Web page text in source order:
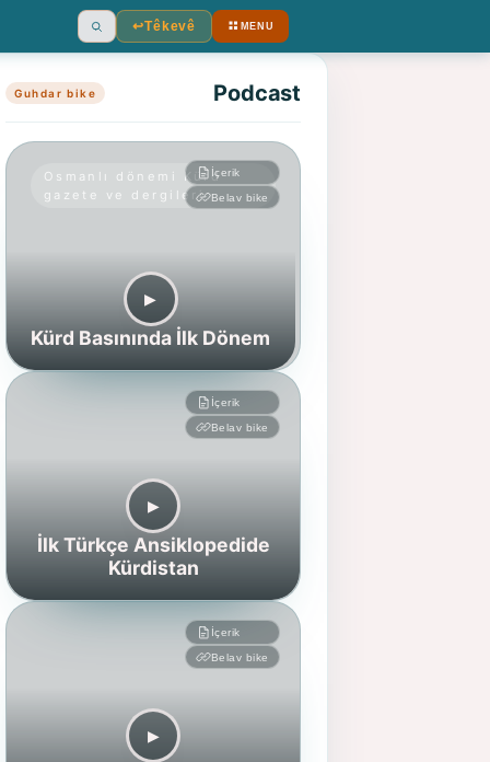
Ara ↩︎Têkevê MENU
Guhdar bike Podcast
Osmanlı dönemi Kürd
gazete ve dergileri
İçerik
Belav bike
▶︎
Kürd Basınında İlk Dönem
İçerik
Belav bike
▶︎
İlk Türkçe Ansiklopedide
Kürdistan
İçerik
Belav bike
▶︎